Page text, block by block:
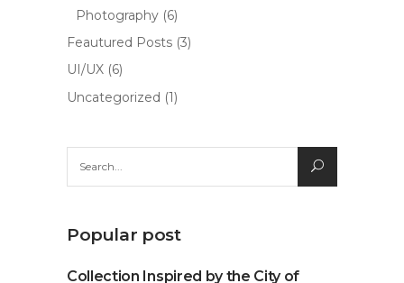
Photography (6)
Feautured Posts (3)
UI/UX (6)
Uncategorized (1)
Popular post
Collection Inspired by the City of